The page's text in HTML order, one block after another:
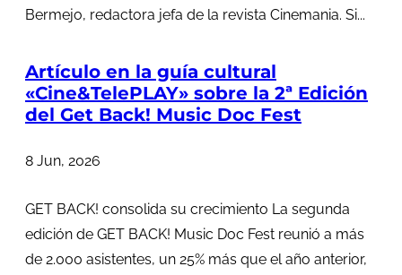
Bermejo, redactora jefa de la revista Cinemania. Si...
Artículo en la guía cultural
«Cine&TelePLAY» sobre la 2ª Edición
del Get Back! Music Doc Fest
8 Jun, 2026
GET BACK! consolida su crecimiento La segunda
edición de GET BACK! Music Doc Fest reunió a más
de 2.000 asistentes, un 25% más que el año anterior,